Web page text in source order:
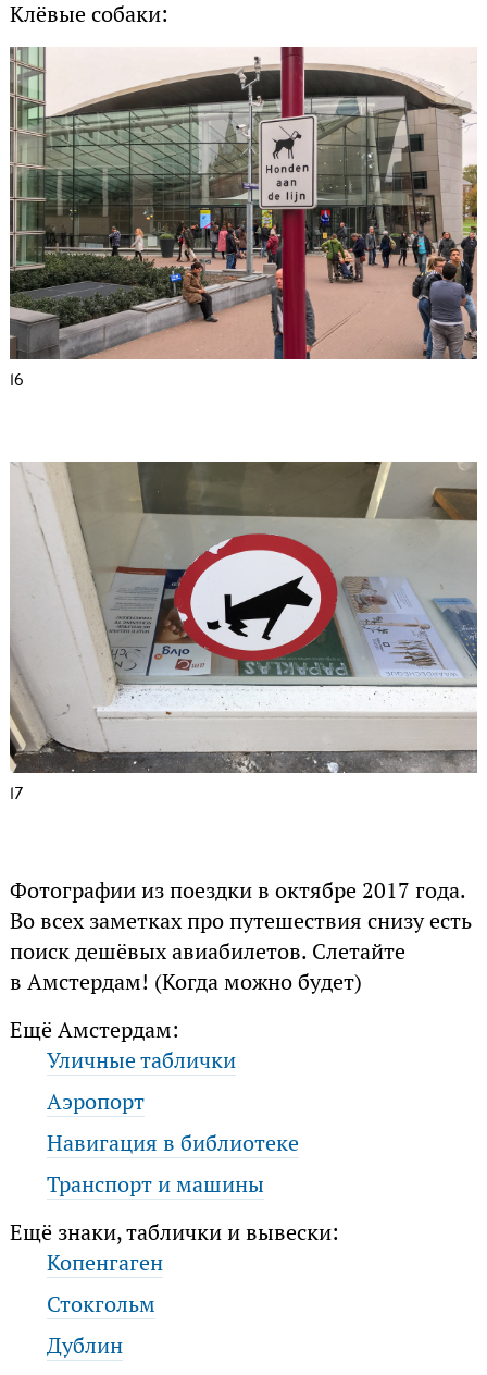
Клёвые собаки:
16
17
Фотографии из поездки в октябре 2017 года.
Во всех заметках про путешествия снизу есть
поиск дешёвых авиабилетов. Слетайте
в Амстердам! (Когда можно будет)
Ещё Амстердам:
Уличные таблички
Аэропорт
Навигация в библиотеке
Транспорт и машины
Ещё знаки, таблички и вывески:
Копенгаген
Стокгольм
Дублин